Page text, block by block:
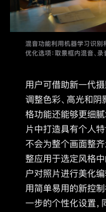
混音功能利用机器学习识别
优化选项：取景框内混音、
用户可借助新一代
调整色彩、高光和阴
格功能还能够更细
片中打造具有个人
不会为整个画面整
整应用于选定风格
户对照片进行美化
用简单易用的新控
一步的个性化设置，